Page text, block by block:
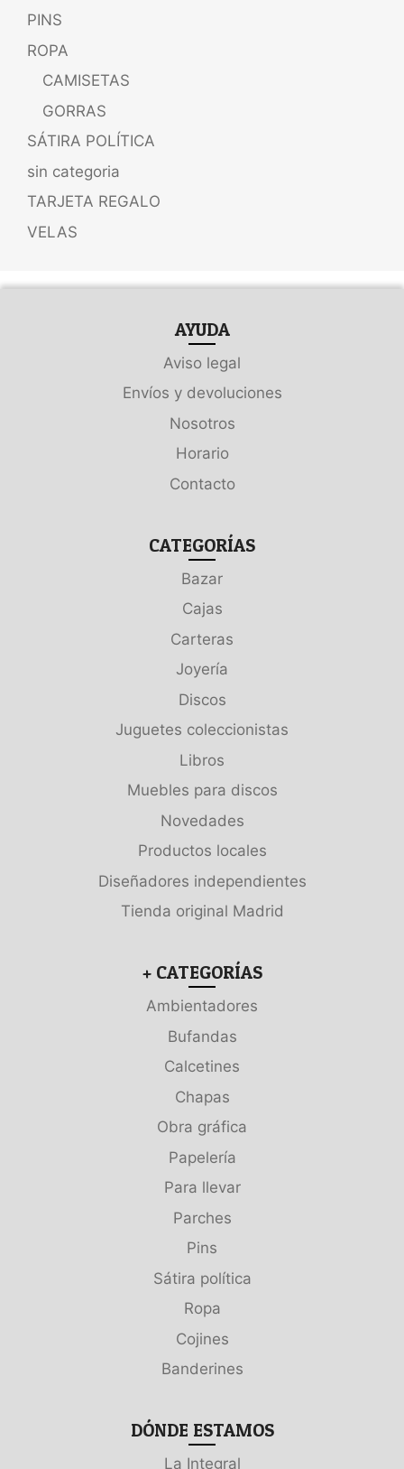
PINS
ROPA
CAMISETAS
GORRAS
SÁTIRA POLÍTICA
sin categoria
TARJETA REGALO
VELAS
AYUDA
Aviso legal
Envíos y devoluciones
Nosotros
Horario
Contacto
CATEGORÍAS
Bazar
Cajas
Carteras
Joyería
Discos
Juguetes coleccionistas
Libros
Muebles para discos
Novedades
Productos locales
Diseñadores independientes
Tienda original Madrid
+ CATEGORÍAS
Ambientadores
Bufandas
Calcetines
Chapas
Obra gráfica
Papelería
Para llevar
Parches
Pins
Sátira política
Ropa
Cojines
Banderines
DÓNDE ESTAMOS
La Integral